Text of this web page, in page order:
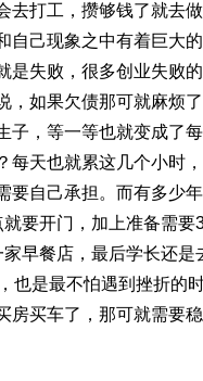
去打工，攒够钱了就去
自己现象之中有着巨大
是失败，很多创业失败
，如果欠债那可就麻烦
子，等一等也就变成了
每天也就累这几个小时
要自己承担。而有多少
要开门，加上准备需
早餐店，最后学长还是
也是最不怕遇到挫折的
房买车了，那可就需要